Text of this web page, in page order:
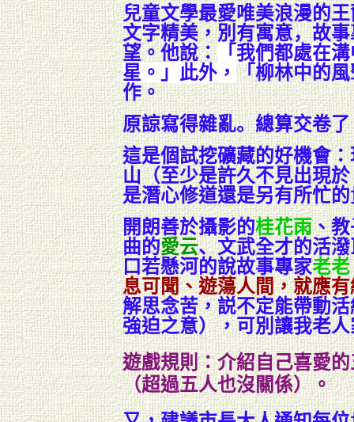
兒童文學最愛唯美浪漫的
文字精美，別有寓意，故
望。他說： 「我們都處在
星。」此外， 「柳林中的風
作。
原諒寫得雜亂。總算交卷了
這是個試挖礦藏的好機會
山（至少是許久不見出現於
是潛心修道還是另有所忙
開朗善於攝影的桂花雨、教
曲的愛云、文武全才的活
口若懸河的說故事專家老老
息可聞、遊蕩人間，就應
解思念苦，説不定能帶動
強迫之意），可別讓我老
遊戲規則：介紹自己喜愛
（超過五人也沒關係）。